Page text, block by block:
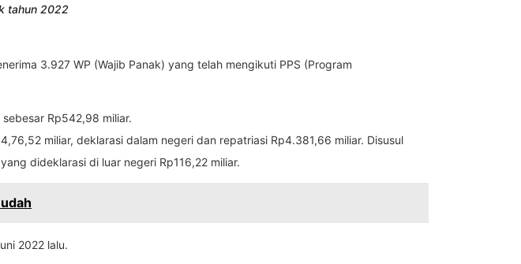
tahun 2022
3.927 WP (Wajib Panak) yang telah mengikuti PPS (Program
Rp542,98 miliar.
miliar, deklarasi dalam negeri dan repatriasi Rp4.381,66 miliar. Disusul
dideklarasi di luar negeri Rp116,22 miliar.
2022 lalu.